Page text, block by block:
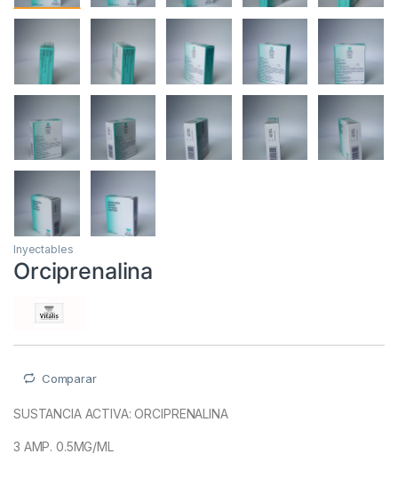
Inyectables
Orciprenalina
Comparar
SUSTANCIA ACTIVA: ORCIPRENALINA
3 AMP. 0.5MG/ML